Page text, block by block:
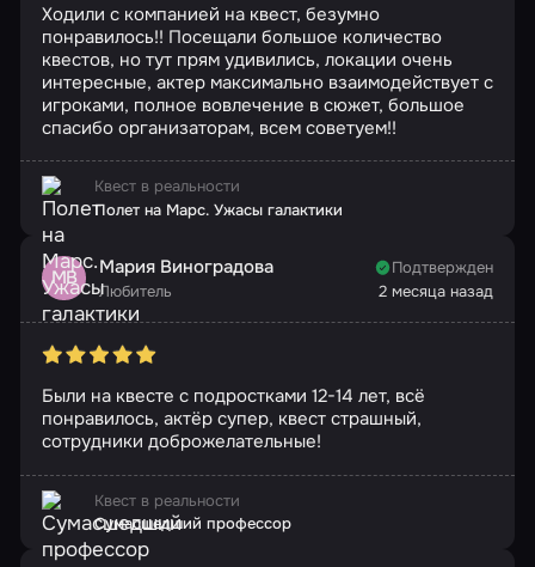
Ходили с компанией на квест, безумно
понравилось!! Посещали большое количество
квестов, но тут прям удивились, локации очень
интересные, актер максимально взаимодействует с
игроками, полное вовлечение в сюжет, большое
спасибо организаторам, всем советуем!!
Квест в реальности
Полет на Марс. Ужасы галактики
МВ Мария Виноградова
Любитель
Подтвержден
2 месяца назад
Были на квесте с подростками 12-14 лет, всё
понравилось, актёр супер, квест страшный,
сотрудники доброжелательные!
Квест в реальности
Сумасшедший профессор